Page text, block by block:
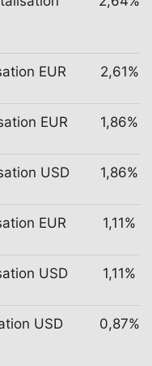
EUR 2,61%
EUR 1,86%
USD 1,86%
EUR 1,11%
USD 1,11%
USD 0,87%